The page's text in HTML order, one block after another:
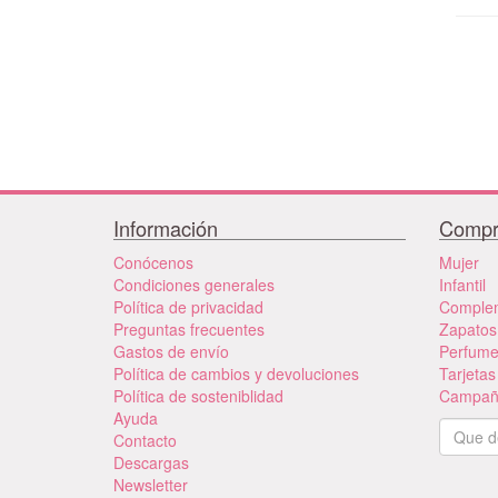
Información
Conócenos
Condiciones generales
Política de privacidad
Preguntas frecuentes
Gastos de envío
Política de cambios y devoluciones
Política de sosteniblidad
Ayuda
Contacto
Descargas
Newsletter
Mujer
Infantil
Perfume